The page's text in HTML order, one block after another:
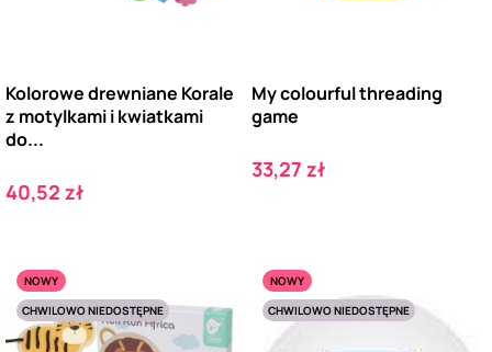
Kolorowe drewniane Korale
z motylkami i kwiatkami
do...
Cena
40,52 zł
My colourful threading
game
Cena
33,27 zł
NOWY
CHWILOWO NIEDOSTĘPNE
NOWY
CHWILOWO NIEDOSTĘPNE